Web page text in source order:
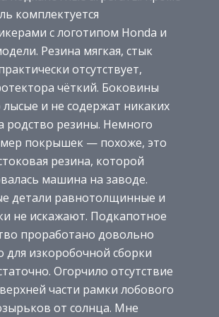
комплектуется
с логотипом Honda и
Резина мягкая, стык
отсутствует,
чёткий. Боковины
и не содержат никаких
родство резины. Немного
покрышек — похоже, это
резина, которой
машина на заводе.
детали равнотолщинные и
не искажают. Подкапотное
проработано довольно
для изкоробочной сборки
Огорчило отсутствие
части рамки лобового
от солнца. Мне